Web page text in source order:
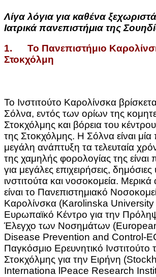
Λίγα λόγια για καθένα
Ιατρικά πανεπιστήμια της
1. Το Πανεπιστήμιο
Στοκχόλμη
Το Ινστιτούτο Καρολίνσκα
Σόλνα, εντός των ορίων της
Στοκχόλμης και βόρεια του
της Στοκχόλμης. Η Σόλνα είναι
μεγάλη ανάπτυξη τα τελευταία
της χαμηλής φορολογίας της είναι
για μεγάλες επιχειρήσεις,
ινστιτούτα και νοσοκομεία.
είναι το Πανεπιστημιακό
Καρολίνσκα (Karolinska
Ευρωπαϊκό Κέντρο για την
Έλεγχο των Νοσημάτων
Disease Prevention and Control-
Παγκόσμιο Ερευνητικό Ινστιτούτο
Στοκχόλμης για την Ειρήνη
Internationa lPeace Research